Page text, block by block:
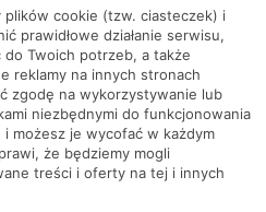
cookie (tzw. ciasteczek) i
prawidłowe działanie serwisu,
Twoich potrzeb, a także
reklamy na innych stronach
zgodę na wykorzystywanie lub
niezbędnymi do funkcjonowania
możesz je wycofać w każdym
że będziemy mogli
treści i oferty na tej i innych